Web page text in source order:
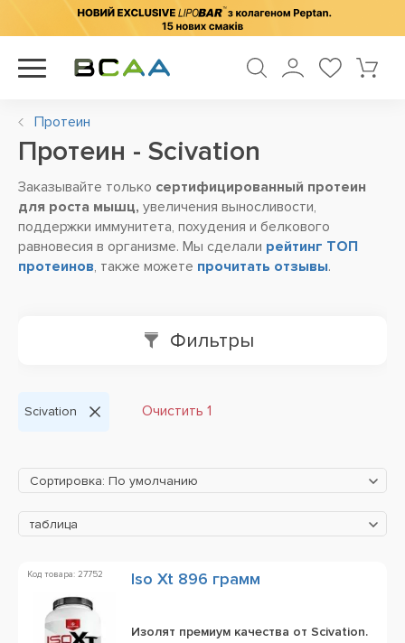
Протеин
Протеин - Scivation
Заказывайте только сертифицированный протеин
для роста мышц, увеличения выносливости,
поддержки иммунитета, похудения и белкового
равновесия в организме. Мы сделали рейтинг ТОП
протеинов, также можете прочитать отзывы.
Фильтры
Scivation Очистить 1
Сортировка: По умолчанию
таблица
Код товара: 27752 Iso Xt 896 грамм
Изолят премиум качества от Scivation.